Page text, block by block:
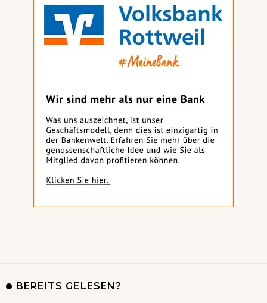
BEREITS GELESEN?